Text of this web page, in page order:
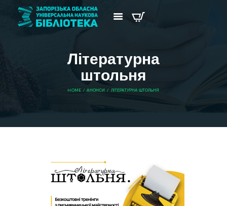
Літературна
штольня
HOME АНОНСИ ЛІТЕРАТУРНА ШТОЛЬНЯ